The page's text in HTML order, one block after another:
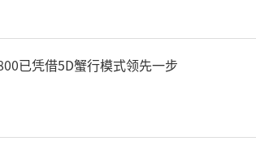
已凭借5D蟹行模式领先一步